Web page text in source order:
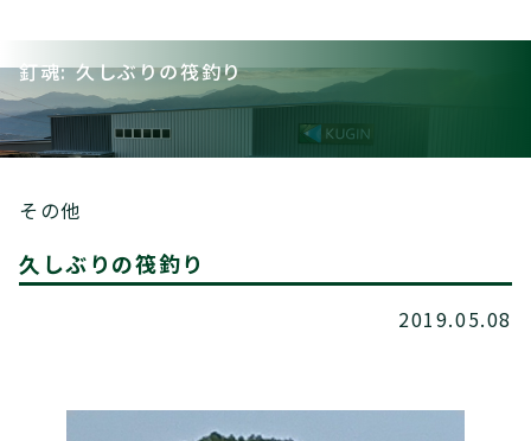
釘魂: 久しぶりの筏釣り
その他
久しぶりの筏釣り
2019.05.08